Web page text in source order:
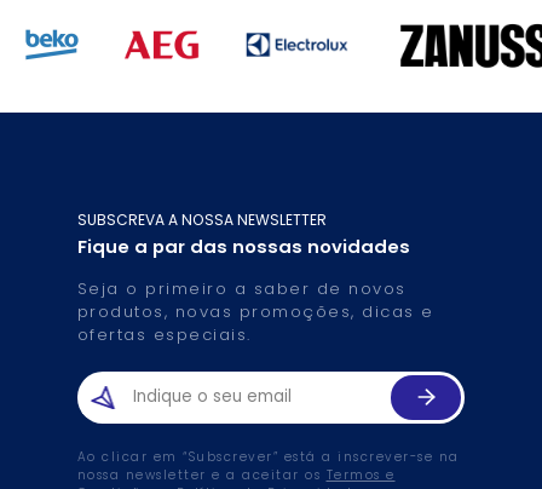
SUBSCREVA A NOSSA NEWSLETTER
Fique a par das nossas novidades
Seja o primeiro a saber de novos
produtos, novas promoções, dicas e
ofertas especiais.
Ao clicar em “Subscrever” está a inscrever-se na
nossa newsletter e a aceitar os Termos e